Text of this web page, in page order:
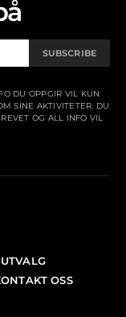
SUBSCRIBE
DU OPPGIR VIL KUN
SINE AKTIVITETER. DU
OG ALL INFO VIL
UTVALG
OSS